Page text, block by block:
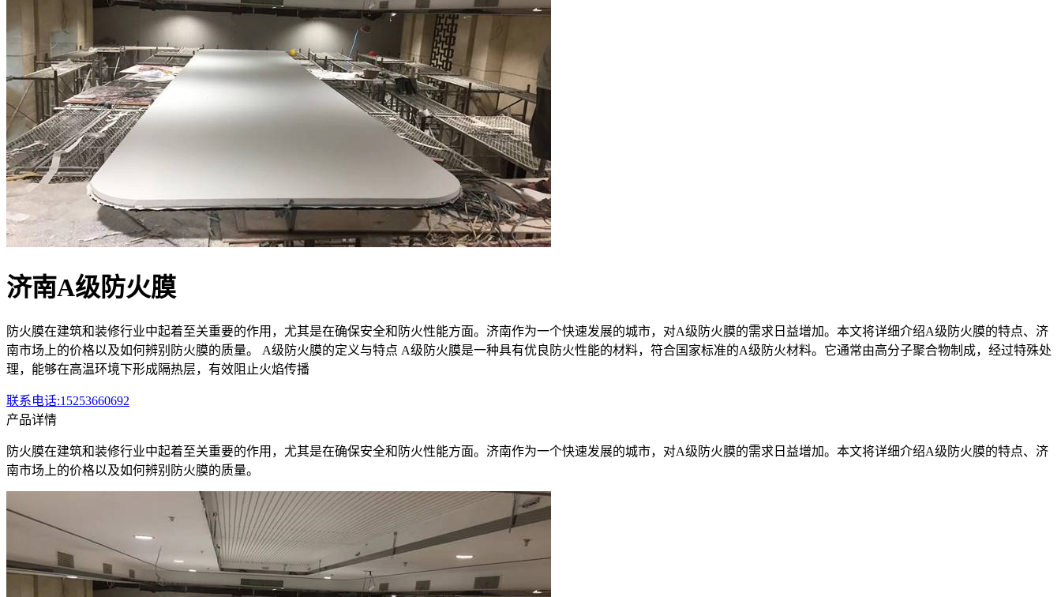
济南A级防火膜
防火膜在建筑和装修行业中起着至关重要的作用，尤其是在确保安全和防火性能方面。济南作为一个快速发展的城市，对A级防火膜的需求日益增加。本文将详细介绍A级防火膜的特点、济
南市场上的价格以及如何辨别防火膜的质量。 A级防火膜的定义与特点 A级防火膜是一种具有优良防火性能的材料，符合国家标准的A级防火材料。它通常由高分子聚合物制成，经过特殊处
理，能够在高温环境下形成隔热层，有效阻止火焰传播
联系电话:15253660692
产品详情
防火膜在建筑和装修行业中起着至关重要的作用，尤其是在确保安全和防火性能方面。济南作为一个快速发展的城市，对A级防火膜的需求日益增加。本文将详细介绍A级防火膜的特点、济
南市场上的价格以及如何辨别防火膜的质量。